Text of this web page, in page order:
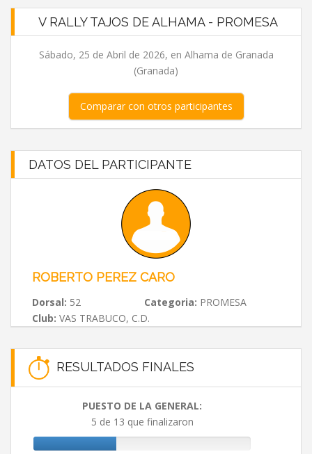
V RALLY TAJOS DE ALHAMA - PROMESA
Sábado, 25 de Abril de 2026, en Alhama de Granada
(Granada)
Comparar con otros participantes
DATOS DEL PARTICIPANTE
ROBERTO PEREZ CARO
Dorsal: 52 Categoria: PROMESA
Club: VAS TRABUCO, C.D.
RESULTADOS FINALES
PUESTO DE LA GENERAL:
5 de 13 que finalizaron